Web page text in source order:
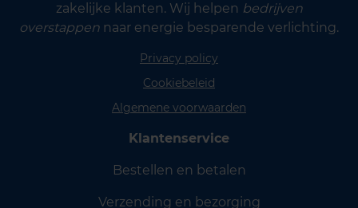
zakelijke klanten. Wij helpen bedrijven
overstappen naar energie besparende verlichting.
Privacy policy
Cookiebeleid
Algemene voorwaarden
Klantenservice
Bestellen en betalen
Verzending en bezorging